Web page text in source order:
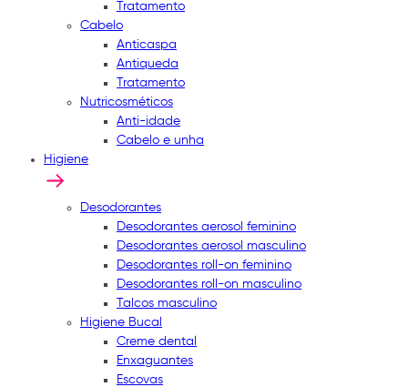
Tratamento
Cabelo
Anticaspa
Antiqueda
Tratamento
Nutricosméticos
Anti-idade
Cabelo e unha
Higiene
Desodorantes
Desodorantes aerosol feminino
Desodorantes aerosol masculino
Desodorantes roll-on feminino
Desodorantes roll-on masculino
Talcos masculino
Higiene Bucal
Creme dental
Enxaguantes
Escovas